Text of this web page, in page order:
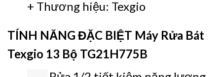
+ Thương hiệu: Texgio
TÍNH NĂNG ĐẶC BIỆT Máy Rửa Bát
Texgio 13 Bộ TG21H775B